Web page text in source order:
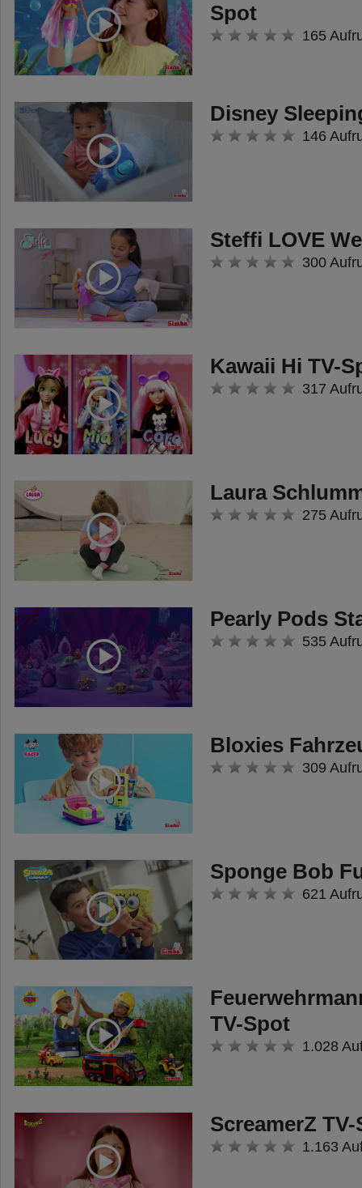
Spot
165
Disney
146
Steffi LOVE
300
Kawaii Hi TV-
317
Laura
275
Pearly Pods
535
Bloxies
309
Sponge Bob
621
TV-Spot
1.028
ScreamerZ
1.163